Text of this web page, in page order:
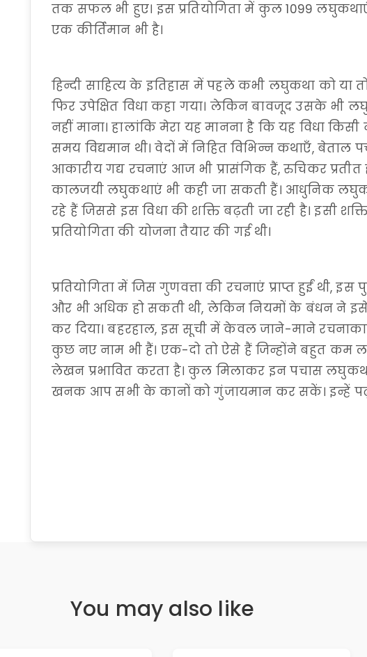
तक सफल भी हुए। इस प्रतियोगिता में कुल 1099
एक कीर्तिमान भी है।
हिन्दी साहित्य के इतिहास में पहले कभी लघुकथा को या तो
फिर उपेक्षित विधा कहा गया। लेकिन बावजूद उसके भी
नहीं माना। हालांकि मेरा यह मानना है कि यह विधा
समय विद्यमान थी। वेदों में निहित विभिन्न कथाएँ, बेताल
आकारीय गद्य रचनाएं आज भी प्रासंगिक हैं, रुचिकर
कालजयी लघुकथाएं भी कही जा सकती हैं। आधुनिक
रहे हैं जिससे इस विधा की शक्ति बढ़ती जा रही है। इसी
प्रतियोगिता की योजना तैयार की गई थी।
प्रतियोगिता में जिस गुणवत्ता की रचनाएं प्राप्त हुईं
और भी अधिक हो सकती थी, लेकिन नियमों के बंधन ने
कर दिया। बहरहाल, इस सूची में केवल जाने-माने
कुछ नए नाम भी हैं। एक-दो तो ऐसे हैं जिन्होंने बहुत कम
लेखन प्रभावित करता है। कुल मिलाकर इन पचास
खनक आप सभी के कानों को गुंजायमान कर सकें। इन्हें पढ़
You may also like